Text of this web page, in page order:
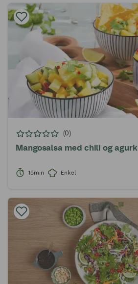
(0)
Mangosalsa med chili og agurk
15min Enkel